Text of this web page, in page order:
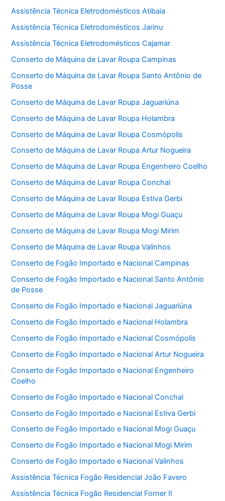
Assistência Técnica Eletrodomésticos Atibaia
Assistência Técnica Eletrodomésticos Jarinu
Assistência Técnica Eletrodomésticos Cajamar
Conserto de Máquina de Lavar Roupa Campinas
Conserto de Máquina de Lavar Roupa Santo Antônio de
Posse
Conserto de Máquina de Lavar Roupa Jaguariúna
Conserto de Máquina de Lavar Roupa Holambra
Conserto de Máquina de Lavar Roupa Cosmópolis
Conserto de Máquina de Lavar Roupa Artur Nogueira
Conserto de Máquina de Lavar Roupa Engenheiro Coelho
Conserto de Máquina de Lavar Roupa Conchal
Conserto de Máquina de Lavar Roupa Estiva Gerbi
Conserto de Máquina de Lavar Roupa Mogi Guaçu
Conserto de Máquina de Lavar Roupa Mogi Mirim
Conserto de Máquina de Lavar Roupa Valinhos
Conserto de Fogão Importado e Nacional Campinas
Conserto de Fogão Importado e Nacional Santo Antônio
de Posse
Conserto de Fogão Importado e Nacional Jaguariúna
Conserto de Fogão Importado e Nacional Holambra
Conserto de Fogão Importado e Nacional Cosmópolis
Conserto de Fogão Importado e Nacional Artur Nogueira
Conserto de Fogão Importado e Nacional Engenheiro
Coelho
Conserto de Fogão Importado e Nacional Conchal
Conserto de Fogão Importado e Nacional Estiva Gerbi
Conserto de Fogão Importado e Nacional Mogi Guaçu
Conserto de Fogão Importado e Nacional Mogi Mirim
Conserto de Fogão Importado e Nacional Valinhos
Assistência Técnica Fogão Residencial João Favero
Assistência Técnica Fogão Residencial Forner II